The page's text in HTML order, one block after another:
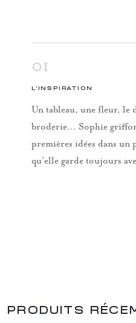
01
L’INSPIRATION
Un tableau, une fleur, le
broderie… Sophie
premières idées dans un
qu’elle garde toujours
PRODUITS